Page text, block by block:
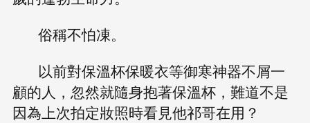
俗稱不怕凍。
以前對保溫杯保暖衣等御寒神器不屑一
顧的人，忽然就隨身抱著保溫杯，難道不是
因為上次拍定妝照時看見他祁哥在用？